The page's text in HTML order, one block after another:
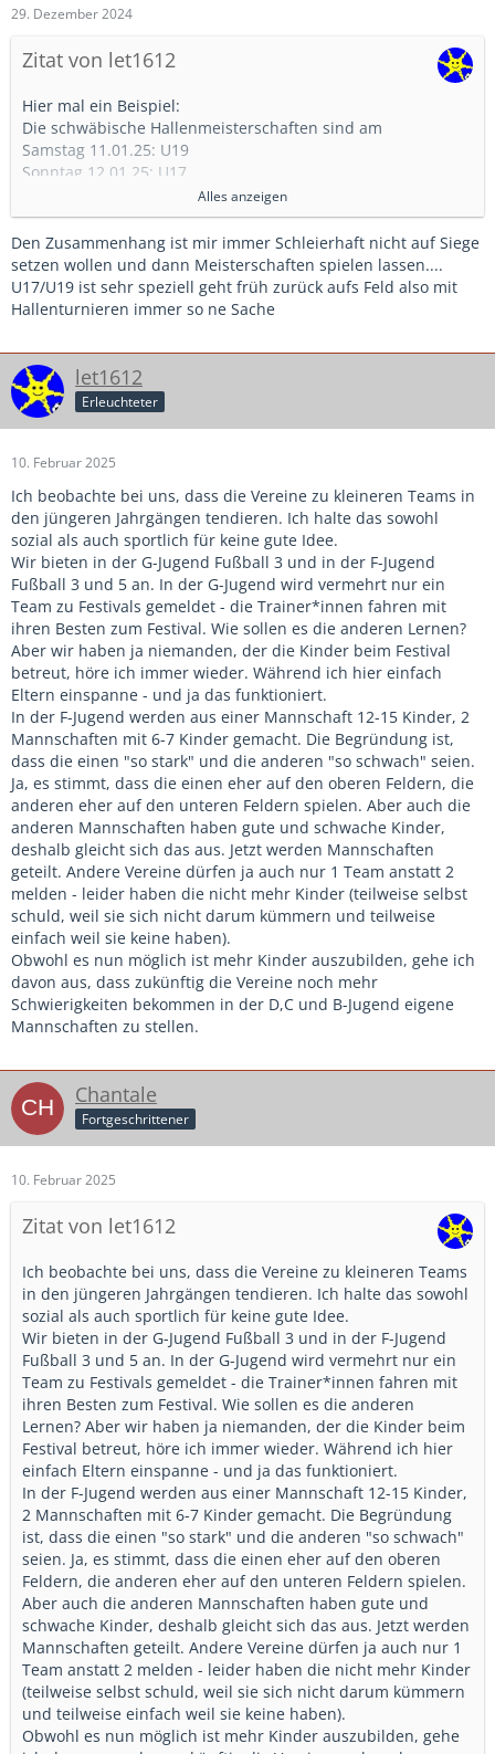
29. Dezember 2024
Zitat von let1612
Hier mal ein Beispiel:
Die schwäbische Hallenmeisterschaften sind am
Samstag 11.01.25: U19
Sonntag 12.01.25: U17
Sonntag 19.01.25: U13
(Quelle
).
Danach geht es mit den Bayerischen Meisterschaften
weiter. D.h. bis dahin müssen die Vorrunden, Kreis- und
Bezirksmeisterschaften gespielt werden. D.h. in unserem
Turniere statt fanden. Nehmen wir dann noch dazu, dass
die Hallen vom Landkreis auch begrenzt sind und andere
Sportarten auch Hallenzeiten benötigen, dann wird der
Zeitplan sehr eng. Und auch die Argumente von
Hallenkreismeisterschaft durchführen, die machen lieber
Vorrundenturnier (da macht man das 3-5fache an Umsatz).
Ich persönlich würde auch keine E-Jugend
Hallenkreismeisterschaft anbieten. Im Freien geht man
Richtung Festivals, da finde ich eine Hallenmeisterschaft als
den falschen Weg - Angebote an E-Jugend (F und G-Jugend)
Turnieren gibt es sehr viele. Und muss ein Verband dort
etwas anbieten, wo es viele Möglichkeiten gibt oder eher
dort wo es wenig gibt (U19/U17)?
Alles anzeigen
Den Zusammenhang ist mir immer Schleierhaft nicht auf Siege
setzen wollen und dann Meisterschaften spielen lassen....
U17/U19 ist sehr speziell geht früh zurück aufs Feld also mit
Hallenturnieren immer so ne Sache
let1612
Erleuchteter
10. Februar 2025
Ich beobachte bei uns, dass die Vereine zu kleineren Teams in
den jüngeren Jahrgängen tendieren. Ich halte das sowohl
sozial als auch sportlich für keine gute Idee.
Wir bieten in der G-Jugend Fußball 3 und in der F-Jugend
Fußball 3 und 5 an. In der G-Jugend wird vermehrt nur ein
Team zu Festivals gemeldet - die Trainer*innen fahren mit
ihren Besten zum Festival. Wie sollen es die anderen Lernen?
Aber wir haben ja niemanden, der die Kinder beim Festival
betreut, höre ich immer wieder. Während ich hier einfach
Eltern einspanne - und ja das funktioniert.
In der F-Jugend werden aus einer Mannschaft 12-15 Kinder, 2
Mannschaften mit 6-7 Kinder gemacht. Die Begründung ist,
dass die einen "so stark" und die anderen "so schwach" seien.
Ja, es stimmt, dass die einen eher auf den oberen Feldern, die
anderen eher auf den unteren Feldern spielen. Aber auch die
anderen Mannschaften haben gute und schwache Kinder,
deshalb gleicht sich das aus. Jetzt werden Mannschaften
geteilt. Andere Vereine dürfen ja auch nur 1 Team anstatt 2
melden - leider haben die nicht mehr Kinder (teilweise selbst
schuld, weil sie sich nicht darum kümmern und teilweise
einfach weil sie keine haben).
Obwohl es nun möglich ist mehr Kinder auszubilden, gehe ich
davon aus, dass zukünftig die Vereine noch mehr
Schwierigkeiten bekommen in der D,C und B-Jugend eigene
Mannschaften zu stellen.
Chantale
Fortgeschrittener
10. Februar 2025
Zitat von let1612
Ich beobachte bei uns, dass die Vereine zu kleineren Teams
in den jüngeren Jahrgängen tendieren. Ich halte das sowohl
sozial als auch sportlich für keine gute Idee.
Wir bieten in der G-Jugend Fußball 3 und in der F-Jugend
Fußball 3 und 5 an. In der G-Jugend wird vermehrt nur ein
Team zu Festivals gemeldet - die Trainer*innen fahren mit
ihren Besten zum Festival. Wie sollen es die anderen
Lernen? Aber wir haben ja niemanden, der die Kinder beim
Festival betreut, höre ich immer wieder. Während ich hier
einfach Eltern einspanne - und ja das funktioniert.
In der F-Jugend werden aus einer Mannschaft 12-15 Kinder,
2 Mannschaften mit 6-7 Kinder gemacht. Die Begründung
ist, dass die einen "so stark" und die anderen "so schwach"
seien. Ja, es stimmt, dass die einen eher auf den oberen
Feldern, die anderen eher auf den unteren Feldern spielen.
Aber auch die anderen Mannschaften haben gute und
schwache Kinder, deshalb gleicht sich das aus. Jetzt werden
Mannschaften geteilt. Andere Vereine dürfen ja auch nur 1
Team anstatt 2 melden - leider haben die nicht mehr Kinder
(teilweise selbst schuld, weil sie sich nicht darum kümmern
und teilweise einfach weil sie keine haben).
Obwohl es nun möglich ist mehr Kinder auszubilden, gehe